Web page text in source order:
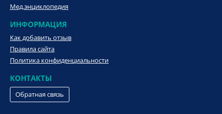
Мед.энциклопедия
ИНФОРМАЦИЯ
Как добавить отзыв
Правила сайта
Политика конфиденциальности
КОНТАКТЫ
Обратная связь